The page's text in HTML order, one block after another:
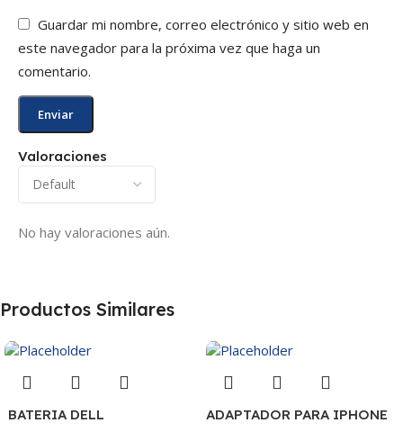
Valoraciones
No hay valoraciones aún.
Guardar mi nombre, correo electrónico y sitio web en
este navegador para la próxima vez que haga un
comentario.
Productos Similares
BATERIA DELL
ADAPTADOR PARA IPHONE